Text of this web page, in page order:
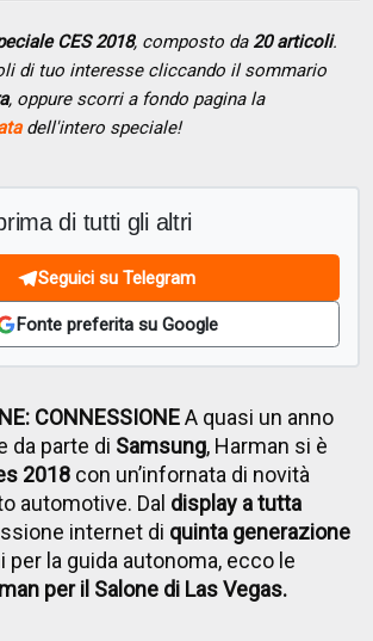
CES 2018, composto da 20 articoli.
di tuo interesse cliccando il sommario
, oppure scorri a fondo pagina la
dell'intero speciale!
di tutti gli altri
Seguici su Telegram
Fonte preferita su Google
CONNESSIONEA quasi un anno
da parte di Samsung, Harman si è
2018 con un’infornata di novità
automotive. Dal display a tutta
internet di quinta generazione
per la guida autonoma, ecco le
per il Salone di Las Vegas.